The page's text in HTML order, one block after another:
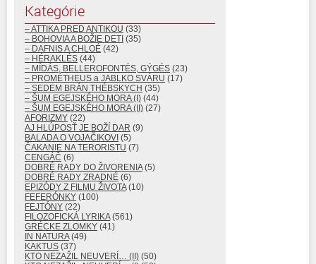
Kategórie
– ATTIKA PRED ANTIKOU (33)
– BOHOVIA A BOŽIE DETI (35)
– DAFNIS A CHLOÉ (42)
– HÉRAKLÉS (44)
– MÍDÁS, BELLEROFONTÉS, GÝGÉS (23)
– PROMÉTHEUS a JABLKO SVÁRU (17)
– SEDEM BRÁN THÉBSKYCH (35)
– ŠUM EGEJSKÉHO MORA (I) (44)
– ŠUM EGEJSKÉHO MORA (II) (27)
AFORIZMY (22)
AJ HLÚPOSŤ JE BOŽÍ DAR (9)
BALADA O VOJAČIKOVI (5)
ČAKANIE NA TERORISTU (7)
CENGÁČ (6)
DOBRÉ RADY DO ŽIVORENIA(5)
DOBRÉ RADY ZRADNÉ (6)
EPIZÓDY Z FILMU ŽIVOTA(10)
FEFERÓNKY (100)
FEJTÓNY (22)
FILOZOFICKÁ LYRIKA(561)
GRÉCKE ZLOMKY (41)
IN NATURA(49)
KAKTUS (37)
KTO NEZAŽIL NEUVERÍ… (II) (50)